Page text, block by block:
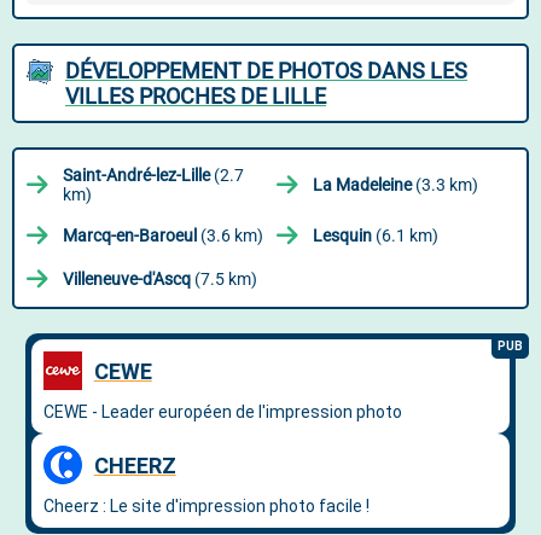
DÉVELOPPEMENT DE PHOTOS DANS LES
VILLES PROCHES DE LILLE
Saint-André-lez-Lille(2.7
km)
La Madeleine(3.3 km)
Marcq-en-Baroeul (3.6 km) Lesquin (6.1 km)
Villeneuve-d'Ascq (7.5 km)